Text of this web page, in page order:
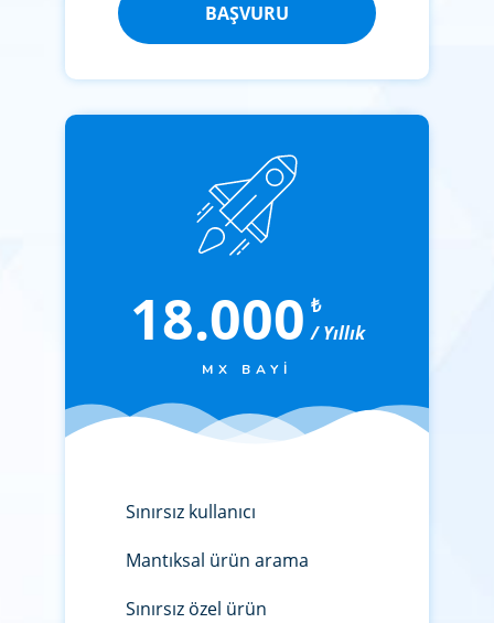
BAŞVURU
18.000 ₺
/ Yıllık
MX BAYI
Sınırsız kullanıcı
Mantıksal ürün arama
Sınırsız özel ürün